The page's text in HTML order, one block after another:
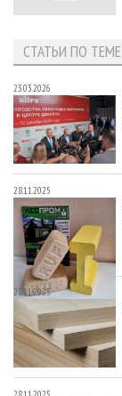
СТАТЬИ ПО ТЕМЕ
23.03.2026
28.11.2025
28.11.2025